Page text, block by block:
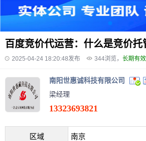
百度竞价代运营：什么是竞价托
2025-04-24 18:20:48发布 344浏览， 长期有效
南阳世惠诚科技有限公司
梁经理
13323693821
区域 南京